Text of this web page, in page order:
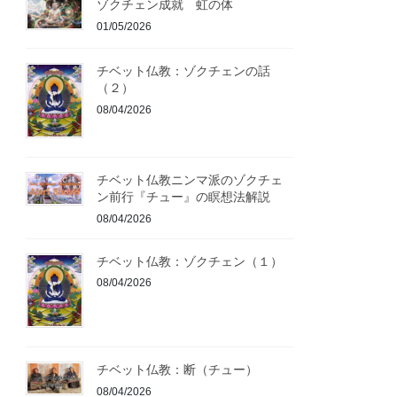
ゾクチェン成就 虹の体
01/05/2026
チベット仏教：ゾクチェンの話
（２）
08/04/2026
チベット仏教ニンマ派のゾクチェ
ン前行『チュー』の瞑想法解説
08/04/2026
チベット仏教：ゾクチェン（１）
08/04/2026
チベット仏教：断（チュー）
08/04/2026